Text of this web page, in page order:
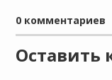
0 комментариев
Оставить